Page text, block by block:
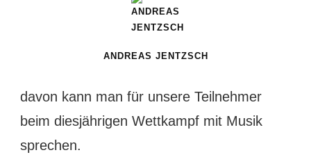
ANDREAS JENTZSCH
davon kann man für unsere Teilnehmer
beim diesjährigen Wettkampf mit Musik
sprechen.